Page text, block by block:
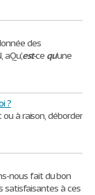
des
aQu',est-ce qu'une
?
à raison, déborder
nous fait du bon
satisfaisantes à ces